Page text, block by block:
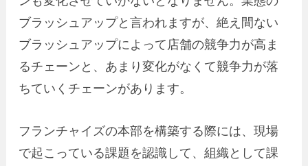
ブラッシュアップと言われますが、絶え間ない
ブラッシュアップによって店舗の競争力が高ま
るチェーンと、あまり変化がなくて競争力が落
ちていくチェーンがあります。
フランチャイズの本部を構築する際には、現場
で起こっている課題を認識して、組織として課